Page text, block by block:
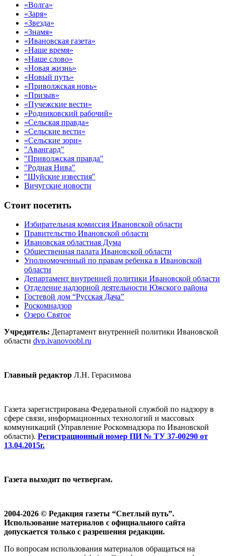
«Волга»
«Заря»
«Звезда»
«Знамя»
«Ивановская газета»
«Наше время»
«Наше слово»
«Новая жизнь»
«Новый путь»
«Приволжская новь»
«Призыв»
«Пучежские вести»
«Родниковский рабочий»
«Сельская правда»
«Сельские вести»
«Сельские зори»
"Авангард"
"Приволжская правда"
"Родная Нива"
"Шуйские известия"
Вичугские новости
Стоит посетить
Избирательная комиссия Ивановской области
Правительство Ивановской области
Ивановская областная Дума
Общественная палата Ивановской области
Уполномоченный по правам ребенка в Ивановской
области
Департамент внутренней политики Ивановской области
Отделение надзорной деятельности Южского района
Гостевой дом “Русская Дача”
Роскомнадзор
Озеро Святое
Учредитель: Департамент внутренней политики Ивановской
области dvp.ivanovoobl.ru
Главный редактор Л.Н. Герасимова
Газета зарегистрирована Федеральной службой по надзору в
сфере связи, информационных технологий и массовых
коммуникаций (Управление Роскомнадзора по Ивановской
области). Регистрационный номер ПИ № ТУ 37-00290 от
13.04.2015г.
Газета выходит по четвергам.
2004-2026 © Редакция газеты “Светлый путь”.
Использование материалов с официального сайта
допускается только с разрешения редакции.
По вопросам использования материалов обращаться на